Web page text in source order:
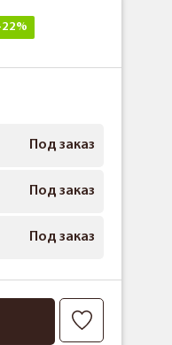
Под заказ
Под заказ
Под заказ